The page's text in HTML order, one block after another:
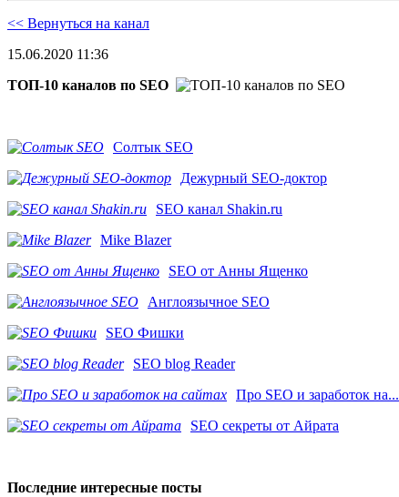
<< Вернуться на канал
15.06.2020 11:36
ТОП-10 каналов по SEO
Солтык SEO
Дежурный SEO-доктор
SEO канал Shakin.ru
Mike Blazer
SEO от Анны Ященко
Англоязычное SEO
SEO Фишки
SEO blog Reader
Про SEO и заработок на...
SEO секреты от Айрата
Последние интересные посты